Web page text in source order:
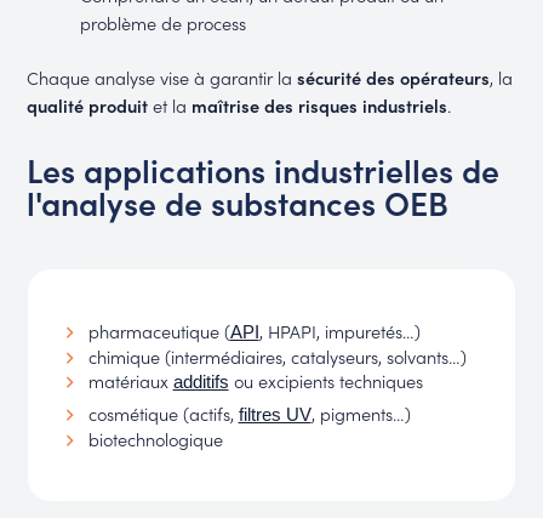
problème de process
Chaque analyse vise à garantir lasécurité des opérateurs, la
qualité produitet la maîtrise des risques industriels.
Les applications industrielles de
l'analyse de substances OEB
pharmaceutique (API, HPAPI, impuretés…)
chimique (intermédiaires, catalyseurs, solvants…)
matériaux additifs ou excipients techniques
cosmétique (actifs, filtres UV, pigments…)
biotechnologique